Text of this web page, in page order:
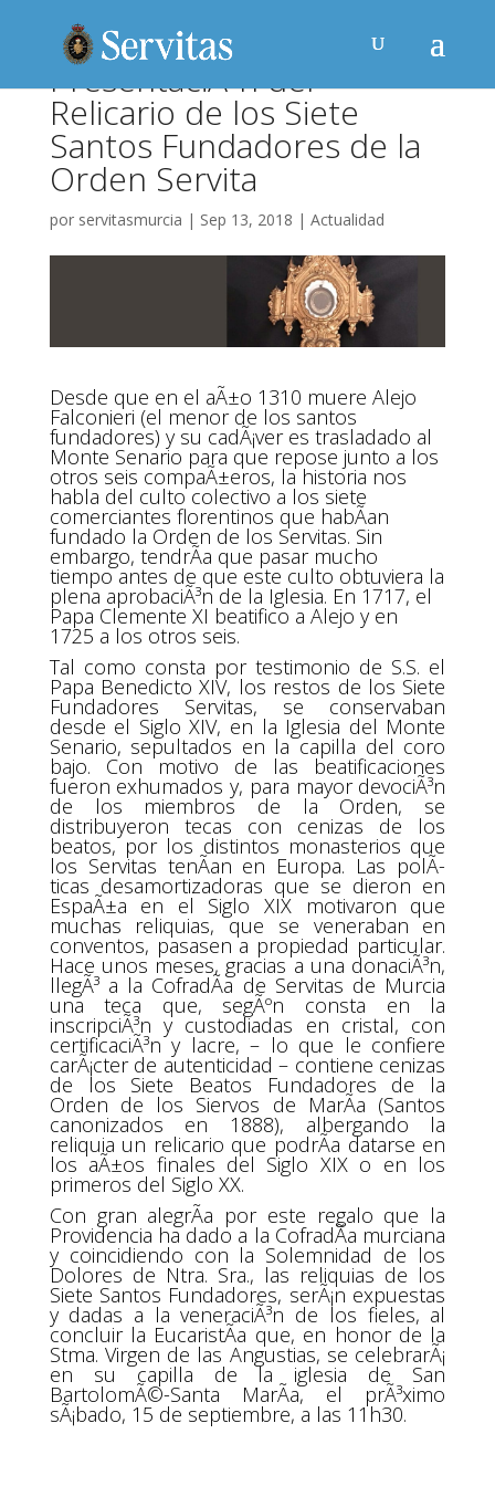
PresentaciÃ³n del
Relicario de los Siete
Santos Fundadores de la
Orden Servita
por servitasmurcia | Sep 13, 2018 | Actualidad
Desde que en el aÃ±o 1310 muere Alejo
Falconieri (el menor de los santos
fundadores) y su cadÃ¡ver es trasladado al
Monte Senario para que repose junto a los
otros seis compaÃ±eros, la historia nos
habla del culto colectivo a los siete
comerciantes florentinos que habÃ­an
fundado la Orden de los Servitas. Sin
embargo, tendrÃ­a que pasar mucho
tiempo antes de que este culto obtuviera la
plena aprobaciÃ³n de la Iglesia. En 1717, el
Papa Clemente XI beatifico a Alejo y en
1725 a los otros seis.
Tal como consta por testimonio de S.S. el
Papa Benedicto XIV, los restos de los Siete
Fundadores Servitas, se conservaban
desde el Siglo XIV, en la Iglesia del Monte
Senario, sepultados en la capilla del coro
bajo. Con motivo de las beatificaciones
fueron exhumados y, para mayor devociÃ³n
de los miembros de la Orden, se
distribuyeron tecas con cenizas de los
beatos, por los distintos monasterios que
los Servitas tenÃ­an en Europa. Las polÃ­
ticas desamortizadoras que se dieron en
EspaÃ±a en el Siglo XIX motivaron que
muchas reliquias, que se veneraban en
conventos, pasasen a propiedad particular.
Hace unos meses, gracias a una donaciÃ³n,
llegÃ³ a la CofradÃ­a de Servitas de Murcia
una teca que, segÃºn consta en la
inscripciÃ³n y custodiadas en cristal, con
certificaciÃ³n y lacre, – lo que le confiere
carÃ¡cter de autenticidad – contiene cenizas
de los Siete Beatos Fundadores de la
Orden de los Siervos de MarÃ­a (Santos
canonizados en 1888), albergando la
reliquia un relicario que podrÃ­a datarse en
los aÃ±os finales del Siglo XIX o en los
primeros del Siglo XX.
Con gran alegrÃ­a por este regalo que la
Providencia ha dado a la CofradÃ­a murciana
y coincidiendo con la Solemnidad de los
Dolores de Ntra. Sra., las reliquias de los
Siete Santos Fundadores, serÃ¡n expuestas
y dadas a la veneraciÃ³n de los fieles, al
concluir la EucaristÃ­a que, en honor de la
Stma. Virgen de las Angustias, se celebrarÃ¡
en su capilla de la iglesia de San
BartolomÃ©-Santa MarÃ­a, el prÃ³ximo
sÃ¡bado, 15 de septiembre, a las 11h30.